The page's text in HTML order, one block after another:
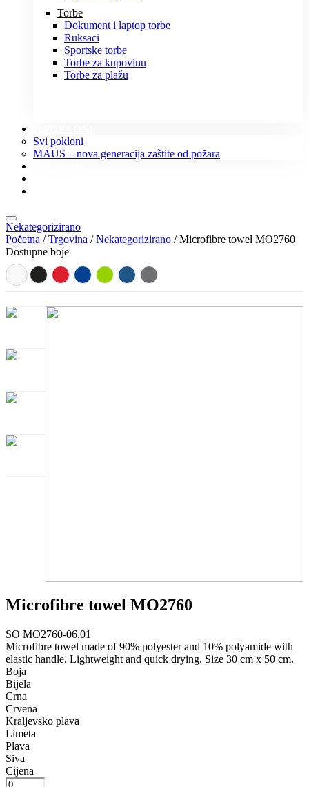
Torbe
Dokument i laptop torbe
Ruksaci
Sportske torbe
Torbe za kupovinu
Torbe za plažu
Svi pokloni
MAUS – nova generacija zaštite od požara
Nekategorizirano
Početna /Trgovina /Nekategorizirano / Microfibre towel MO2760
Dostupne boje
Microfibre towel MO2760
SO MO2760-06.01
Microfibre towel made of 90% polyester and 10% polyamide with
elastic handle. Lightweight and quick drying. Size 30 cm x 50 cm.
Boja
Bijela
Crna
Crvena
Kraljevsko plava
Limeta
Plava
Siva
Cijena